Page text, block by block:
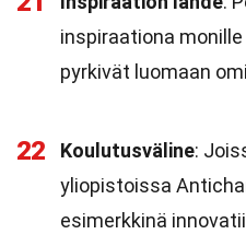
inspiraationa
pyrkivät luomaan
22 Koulutusväline:
yliopistoissa
esimerkkinä